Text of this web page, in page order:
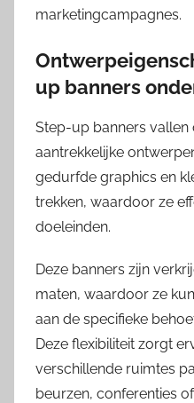
marketingcampagnes.
up banners
Step-up banners
aantrekkelijke
gedurfde graphics en
trekken, waardoor ze
doeleinden.
Deze banners zijn
maten, waardoor ze
aan de specifieke
Deze flexibiliteit zorgt
verschillende ruimtes
beurzen, conferenties